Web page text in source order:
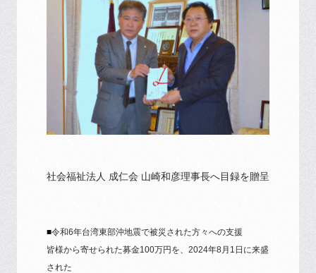
社会福祉法人 成仁会 山崎和彦理事長へ目録を贈呈
■令和6年台湾東部沖地震で被災された方々への支援
皆様から寄せられた募金100万円を、2024年8月1日に来盛
された